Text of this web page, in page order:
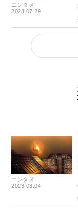
エンタメ
2023.07.29
エンタメ
2023.03.04